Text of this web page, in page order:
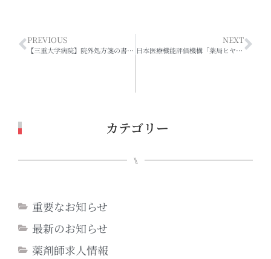
PREVIOUS
【三重大学病院】院外処方箋の書式変更のお知らせ
NEXT
日本医療機能評価機構「薬局ヒヤリ・ハット事例収集・分析事業研修会」開催のお知らせ
カテゴリー
⑊
重要なお知らせ
最新のお知らせ
薬剤師求人情報